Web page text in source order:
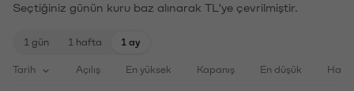
Seçtiğiniz günün kuru baz alınarak TL'ye çevrilmiştir.
1 gün 1 hafta 1 ay
Tarih Açılış En yüksek Kapanış En düşük